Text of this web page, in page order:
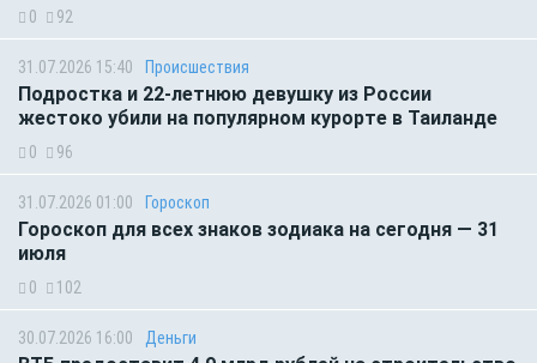
0 92
31.07.2026 15:40 Происшествия
Подростка и 22-летнюю девушку из России
жестоко убили на популярном курорте в Таиланде
0 96
31.07.2026 01:00 Гороскоп
Гороскоп для всех знаков зодиака на сегодня — 31
июля
0 102
30.07.2026 16:00 Деньги